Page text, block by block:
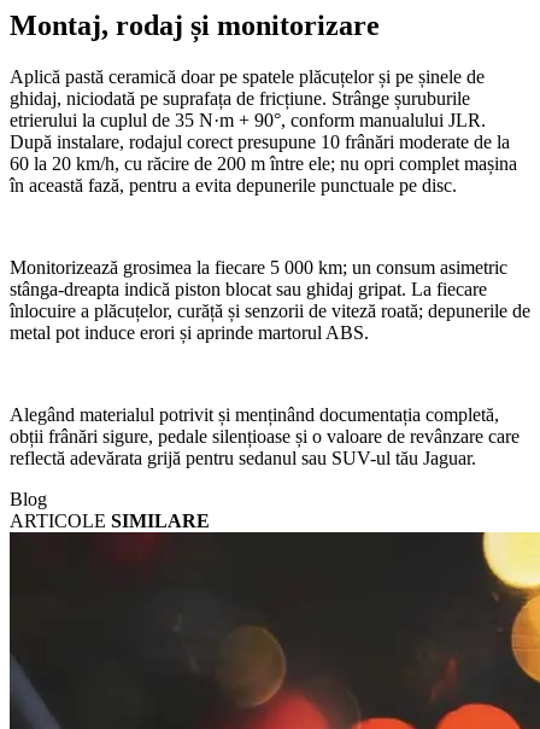
Montaj, rodaj și monitorizare
Aplică pastă ceramică doar pe spatele plăcuțelor și pe șinele de
ghidaj, niciodată pe suprafața de fricțiune. Strânge șuruburile
etrierului la cuplul de 35 N·m + 90°, conform manualului JLR.
După instalare, rodajul corect presupune 10 frânări moderate de la
60 la 20 km/h, cu răcire de 200 m între ele; nu opri complet mașina
în această fază, pentru a evita depunerile punctuale pe disc.
Monitorizează grosimea la fiecare 5 000 km; un consum asimetric
stânga-dreapta indică piston blocat sau ghidaj gripat. La fiecare
înlocuire a plăcuțelor, curăță și senzorii de viteză roată; depunerile de
metal pot induce erori și aprinde martorul ABS.
Alegând materialul potrivit și menținând documentația completă,
obții frânări sigure, pedale silențioase și o valoare de revânzare care
reflectă adevărata grijă pentru sedanul sau SUV-ul tău Jaguar.
Blog
ARTICOLE SIMILARE